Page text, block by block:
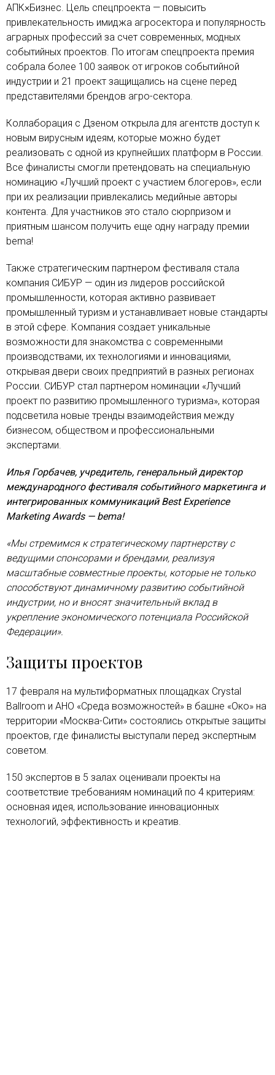
АПК×Бизнес. Цель спецпроекта — повысить
привлекательность имиджа агросектора и популярность
аграрных профессий за счет современных, модных
событийных проектов. По итогам спецпроекта премия
собрала более 100 заявок от игроков событийной
индустрии и 21 проект защищались на сцене перед
представителями брендов агро-сектора.
Коллаборация с Дзеном открыла для агентств доступ к
новым вирусным идеям, которые можно будет
реализовать с одной из крупнейших платформ в России.
Все финалисты смогли претендовать на специальную
номинацию «Лучший проект с участием блогеров», если
при их реализации привлекались медийные авторы
контента. Для участников это стало сюрпризом и
приятным шансом получить еще одну награду премии
bema!
Также стратегическим партнером фестиваля стала
компания СИБУР — один из лидеров российской
промышленности, которая активно развивает
промышленный туризм и устанавливает новые стандарты
в этой сфере. Компания создает уникальные
возможности для знакомства с современными
производствами, их технологиями и инновациями,
открывая двери своих предприятий в разных регионах
России. СИБУР стал партнером номинации «Лучший
проект по развитию промышленного туризма», которая
подсветила новые тренды взаимодействия между
бизнесом, обществом и профессиональными
экспертами.
Илья Горбачев, учредитель, генеральный директор
международного фестиваля событийного маркетинга и
интегрированных коммуникаций Best Experience
Marketing Awards — bema!
«Мы стремимся к стратегическому партнерству с
ведущими спонсорами и брендами, реализуя
масштабные совместные проекты, которые не только
способствуют динамичному развитию событийной
индустрии, но и вносят значительный вклад в
укрепление экономического потенциала Российской
Федерации».
Защиты проектов
17 февраля на мультиформатных площадках Crystal
Ballroom и АНО «Среда возможностей» в башне «Око» на
территории «Москва-Сити» состоялись открытые защиты
проектов, где финалисты выступали перед экспертным
советом.
150 экспертов в 5 залах оценивали проекты на
соответствие требованиям номинаций по 4 критериям:
основная идея, использование инновационных
технологий, эффективность и креатив.